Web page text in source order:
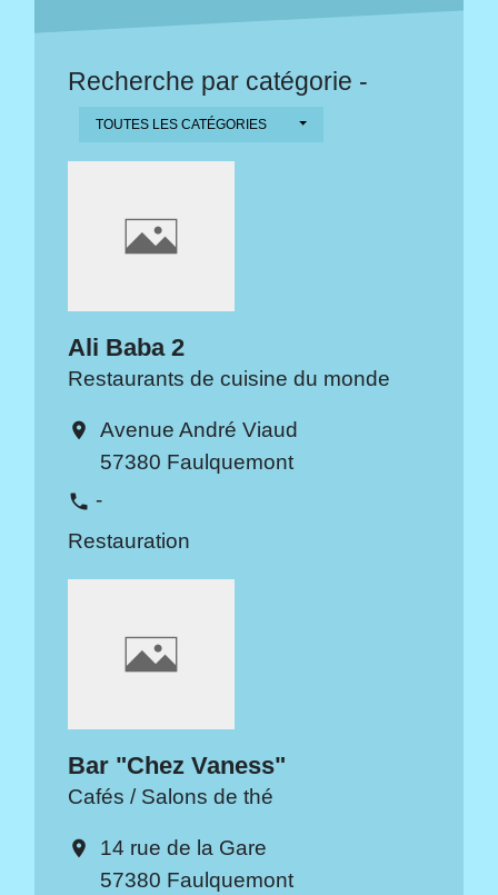
Recherche par catégorie -
TOUTES LES CATÉGORIES
Ali Baba 2
Restaurants de cuisine du monde
location_on
Avenue André Viaud
57380 Faulquemont
phone -
Restauration
Bar "Chez Vaness"
Cafés / Salons de thé
location_on
14 rue de la Gare
57380 Faulquemont